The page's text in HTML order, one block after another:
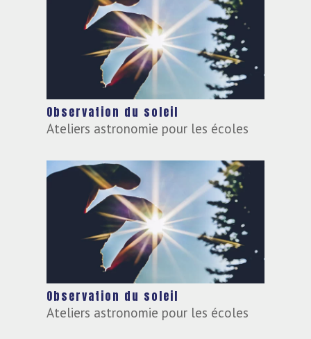
Observation du soleil
Ateliers astronomie pour les écoles
Observation du soleil
Ateliers astronomie pour les écoles